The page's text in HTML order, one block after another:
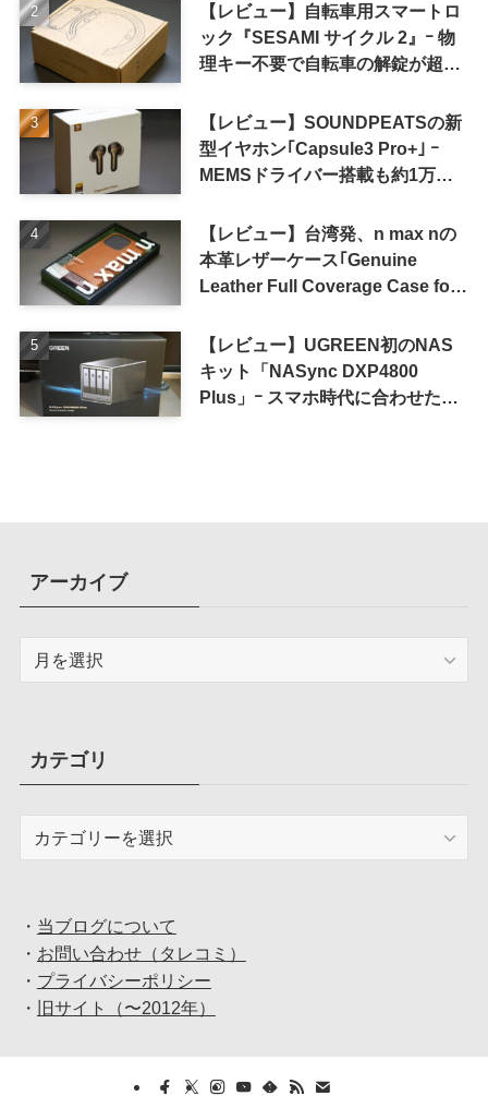
【レビュー】自転車用スマートロ
ック『SESAMI サイクル 2』ｰ 物
理キー不要で自転車の解錠が超簡
【レビュー】SOUNDPEATSの新
型イヤホン｢Capsule3 Pro+｣ ｰ
MEMSドライバー搭載も約1万円
【レビュー】台湾発、n max nの
本革レザーケース｢Genuine
Leather Full Coverage Case for
【レビュー】UGREEN初のNAS
キット「NASync DXP4800
Plus」ｰ スマホ時代に合わせた設
アーカイブ
ブカテゴリ
・ 当ブログについて
・ お問い合わせ（タレコミ）
・ プライバシーポリシー
・
旧サイト（〜2012年）